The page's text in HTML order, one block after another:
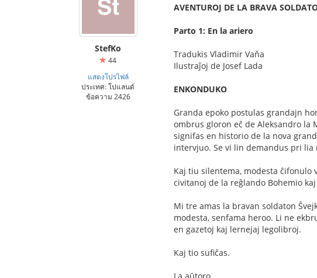
StefKo
44
แสดงโปรไฟล์
ประเทศ: โปแลนด์
ข้อความ 2426
AVENTUROJ DE LA BRAVA
Parto 1: En la ariero
Tradukis Vladimir Vaňa
Ilustraĵoj de Josef Lada
ENKONDUKO
Granda epoko postulas grandajn
ombrus gloron eĉ de Aleksandro la
signifas en historio de la nova
intervjuo. Se vi lin demandus pri lia
Kaj tiu silentema, modesta ĉifonulo
civitanoj de la reĝlando Bohemio
Mi tre amas la bravan soldaton
modesta, senfama heroo. Li ne
en gazetoj kaj lernejaj legolibroj.
Kaj tio sufiĉas.